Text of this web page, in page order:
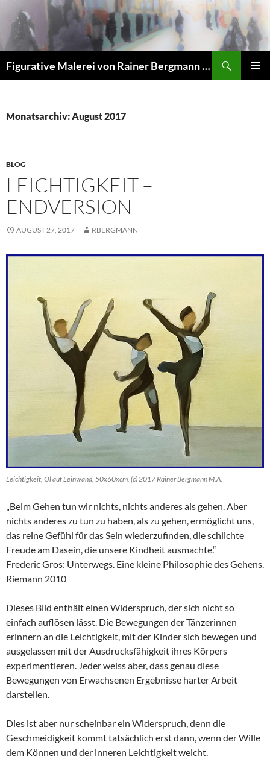
Inhalt
springen
Figurative Malerei von Rainer Bergmann M.A.
Monatsarchiv: August 2017
BLOG
LEICHTIGKEIT –
ENDVERSION
AUGUST 27, 2017 RBERGMANN
Leichtigkeit, Öl auf Leinwand, 50x60xcm, (c) 2017 Rainer Bergmann M.A.
„Beim Gehen tun wir nichts, nichts anderes als gehen. Aber
nichts anderes zu tun zu haben, als zu gehen, ermöglicht uns,
das reine Gefühl für das Sein wiederzufinden, die schlichte
Freude am Dasein, die unsere Kindheit ausmachte.“
Frederic Gros: Unterwegs. Eine kleine Philosophie des Gehens.
Riemann 2010
Dieses Bild enthält einen Widerspruch, der sich nicht so
einfach auflösen lässt. Die Bewegungen der Tänzerinnen
erinnern an die Leichtigkeit, mit der Kinder sich bewegen und
ausgelassen mit der Ausdrucksfähigkeit ihres Körpers
experimentieren. Jeder weiss aber, dass genau diese
Bewegungen von Erwachsenen Ergebnisse harter Arbeit
darstellen.
Dies ist aber nur scheinbar ein Widerspruch, denn die
Geschmeidigkeit kommt tatsächlich erst dann, wenn der Wille
dem Können und der inneren Leichtigkeit weicht.